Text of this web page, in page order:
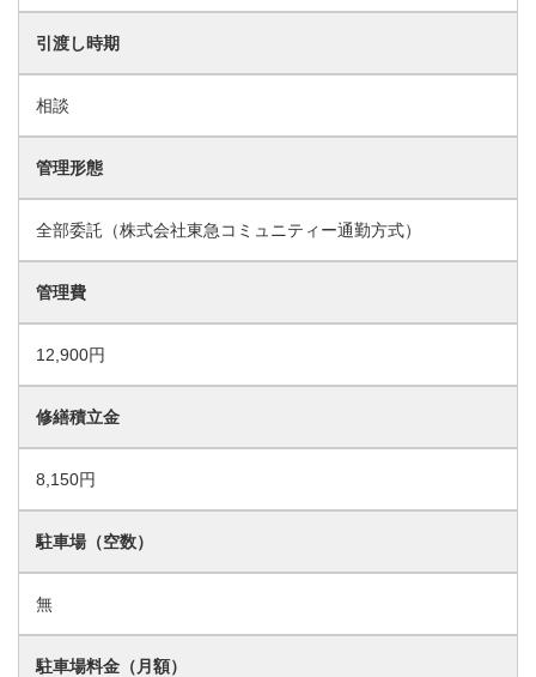
引渡し時期
相談
管理形態
全部委託（株式会社東急コミュニティー通勤方式）
管理費
12,900円
修繕積立金
8,150円
駐車場（空数）
無
駐車場料金（月額）